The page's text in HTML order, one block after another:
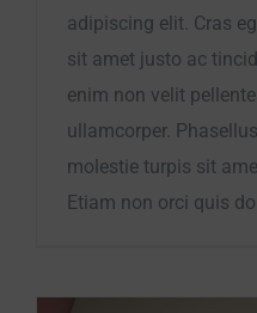
adipiscing elit. Cras
sit amet justo ac
enim non velit
ullamcorper.
molestie turpis sit
Etiam non orci quis